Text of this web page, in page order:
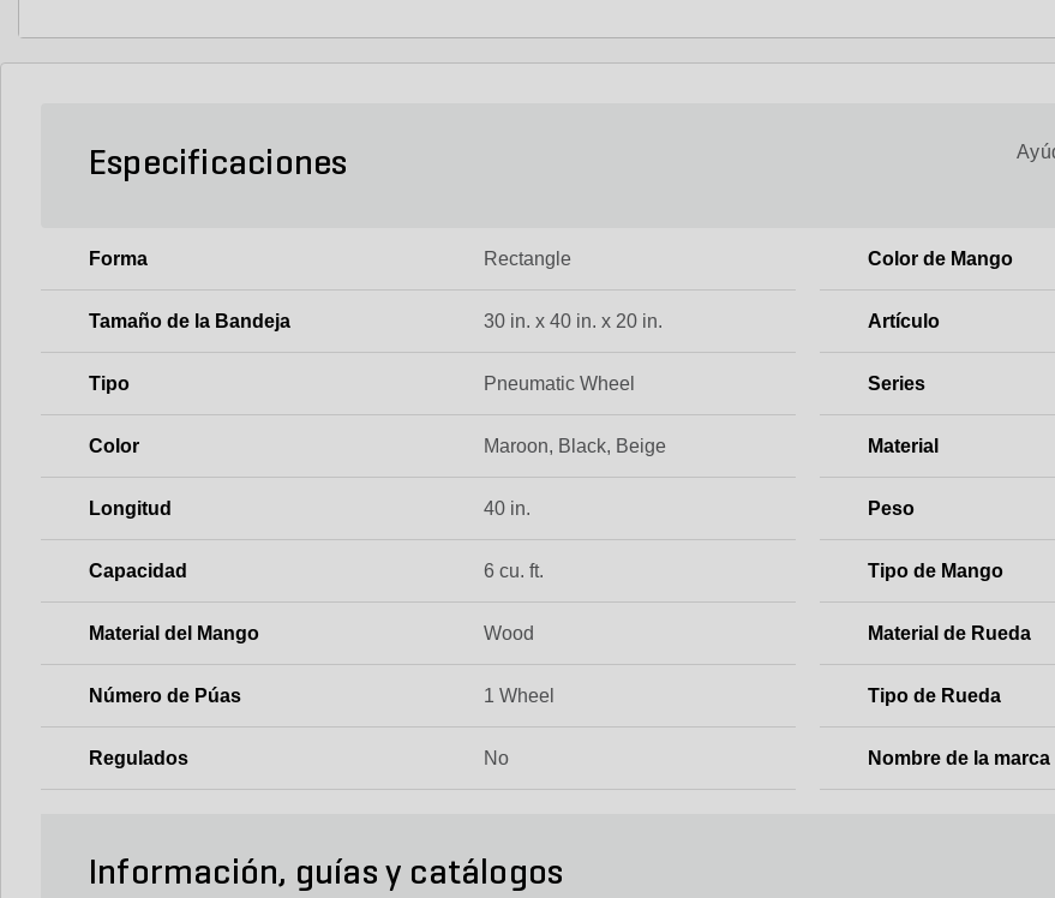
Especificaciones
Forma Rectangle Color de Mango
Tamaño de la Bandeja 30 in. x 40 in. x 20 in. Artículo
Tipo Pneumatic Wheel Series
Color Maroon, Black, Beige Material
Longitud 40 in. Peso
Capacidad 6 cu. ft. Tipo de Mango
Material del Mango Wood Material de Rueda
Número de Púas 1 Wheel Tipo de Rueda
Regulados No Nombre de la marca
Información, guías y catálogos